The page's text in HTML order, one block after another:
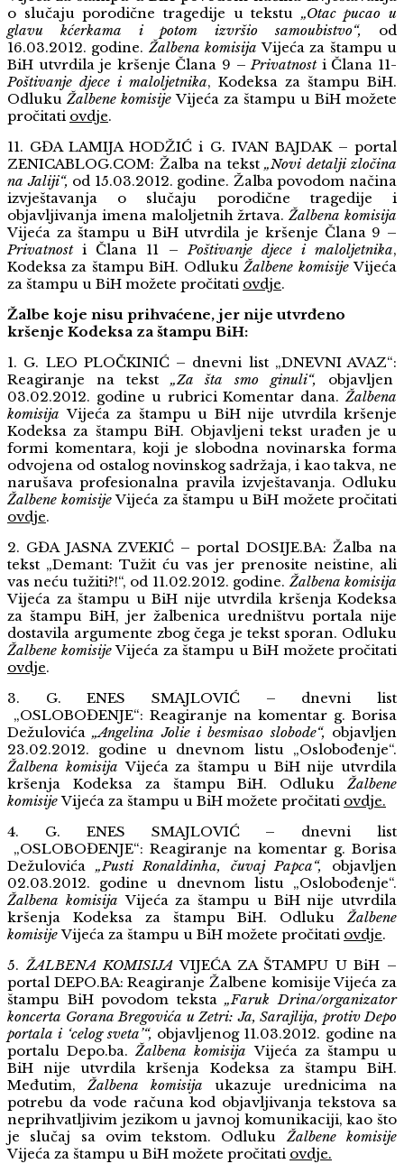
o slučaju porodične tragedije u tekstu „Otac pucao u
glavu kćerkama i potom izvršio samoubistvo“,
od
16.03.2012. godine. Žalbena komisijaVijeća za štampu u
BiH utvrdila je kršenje Člana 9 –Privatnosti Člana 11-
Poštivanje djece i maloljetnika, Kodeksa za štampu BiH.
Odluku Žalbene komisijeVijeća za štampu u BiH možete
pročitati ovdje.
11. GĐA LAMIJA HODŽIĆ i G. IVAN BAJDAK – portal
ZENICABLOG.COM: Žalba na tekst „Novi detalji zločina
na Jaliji“, od 15.03.2012. godine. Žalba povodom načina
izvještavanja o slučaju porodične tragedije i
objavljivanja imena maloljetnih žrtava.Žalbena komisija
Vijeća za štampu u BiH utvrdila je kršenje Člana 9 –
Privatnosti Člana 11 –Poštivanje djece i maloljetnika,
Kodeksa za štampu BiH. OdlukuŽalbene komisijeVijeća
za štampu u BiH možete pročitati ovdje.
Žalbe koje nisu prihvaćene, jer nije utvrđeno
kršenje Kodeksa za štampu BiH:
1. G. LEO PLOČKINIĆ – dnevni list „DNEVNI AVAZ“:
Reagiranje na tekst „Za šta smo ginuli“,
objavljen
03.02.2012. godine u rubrici Komentar dana. Žalbena
komisijaVijeća za štampu u BiH nije utvrdila kršenje
Kodeksa za štampu BiH. Objavljeni tekst urađen je u
formi komentara, koji je slobodna novinarska forma
odvojena od ostalog novinskog sadržaja, i kao takva, ne
narušava profesionalna pravila izvještavanja. Odluku
Žalbene komisijeVijeća za štampu u BiH možete pročitati
ovdje.
2. GĐA JASNA ZVEKIĆ – portal DOSIJE.BA: Žalba na
tekst „Demant: Tužit ću vas jer prenosite neistine, ali
vas neću tužiti?!“, od 11.02.2012. godine. Žalbena komisija
Vijeća za štampu u BiH nije utvrdila kršenja Kodeksa
za štampu BiH, jer žalbenica uredništvu portala nije
dostavila argumente zbog čega je tekst sporan. Odluku
Žalbene komisijeVijeća za štampu u BiH možete pročitati
ovdje.
3. G. ENES SMAJLOVIĆ – dnevni list
„OSLOBOĐENJE“: Reagiranje na komentar g. Borisa
Dežulovića„Angelina Jolie i besmisao slobode“, objavljen
23.02.2012. godine u dnevnom listu „Oslobođenje“.
Žalbena komisijaVijeća za štampu u BiH nije utvrdila
kršenja Kodeksa za štampu BiH. Odluku Žalbene
komisijeVijeća za štampu u BiH možete pročitati ovdje.
4. G. ENES SMAJLOVIĆ – dnevni list
„OSLOBOĐENJE“: Reagiranje na komentar g. Borisa
Dežulovića „Pusti Ronaldinha, čuvaj Papca“, objavljen
02.03.2012. godine u dnevnom listu „Oslobođenje“.
Žalbena komisijaVijeća za štampu u BiH nije utvrdila
kršenja Kodeksa za štampu BiH. Odluku Žalbene
komisijeVijeća za štampu u BiH možete pročitati ovdje.
5. ŽALBENA KOMISIJA VIJEĆA ZA ŠTAMPU U BiH –
portal DEPO.BA: Reagiranje Žalbene komisije Vijeća za
štampu BiH povodom teksta„Faruk Drina/organizator
koncerta Gorana Bregovića u Zetri: Ja, Sarajlija, protiv Depo
portala i ‘celog sveta’“, objavljenog 11.03.2012. godine na
portalu Depo.ba.Žalbena komisijaVijeća za štampu u
BiH nije utvrdila kršenja Kodeksa za štampu BiH.
Međutim, Žalbena komisija ukazuje urednicima na
potrebu da vode računa kod objavljivanja tekstova sa
neprihvatljivim jezikom u javnoj komunikaciji, kao što
je slučaj sa ovim tekstom. Odluku Žalbene komisije
Vijeća za štampu u BiH možete pročitati ovdje.